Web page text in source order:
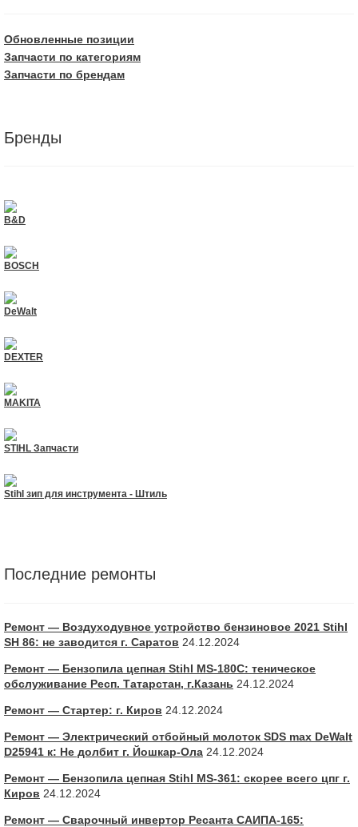
Обновленные позиции
Запчасти по категориям
Запчасти по брендам
Бренды
B&D
BOSCH
DeWalt
DEXTER
MAKITA
STIHL Запчасти
Stihl зип для инструмента - Штиль
Последние ремонты
Ремонт — Воздуходувное устройство бензиновое 2021 Stihl
SH 86: не заводится г. Саратов 24.12.2024
Ремонт — Бензопила цепная Stihl MS-180С: теническое
обслуживание Респ. Татарстан, г.Казань 24.12.2024
Ремонт — Стартер: г. Киров 24.12.2024
Ремонт — Электрический отбойный молоток SDS max DeWalt
D25941 к: Не долбит г. Йошкар-Ола 24.12.2024
Ремонт — Бензопила цепная Stihl MS-361: скорее всего цпг г.
Киров 24.12.2024
Ремонт — Сварочный инвертор Ресанта САИПА-165: